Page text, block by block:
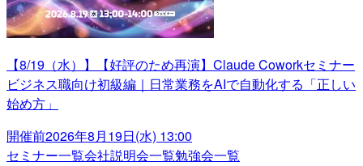
【8/19（水）】【好評のため再演】Claude Coworkセミナー
ビジネス職向け初級編｜日常業務をAIで自動化する「正しい
始め方」
開催前2026年8月19日(水) 13:00
セミナー一覧会社説明会一覧勉強会一覧